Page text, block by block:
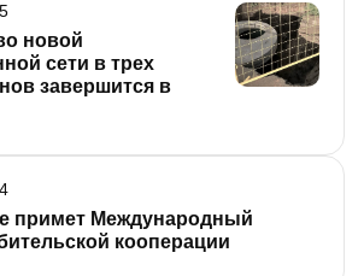
новой
сети в трех
завершится в
примет Международный
кооперации